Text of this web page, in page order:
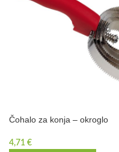
Čohalo za konja – okroglo
4,71 €